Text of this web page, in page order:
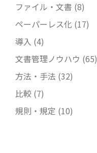
ファイル・文書 (8)
ペーパーレス化 (17)
導入 (4)
文書管理ノウハウ (65)
方法・手法 (32)
比較 (7)
規則・規定 (10)